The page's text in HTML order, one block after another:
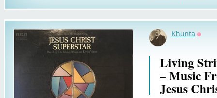
Khunta
Living
‎– Music
Jesus